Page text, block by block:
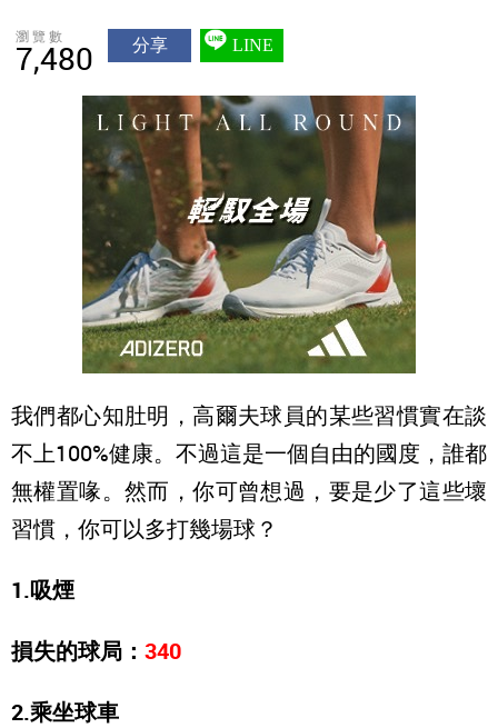
瀏覽數
7,480 分享 LINE
我們都心知肚明，高爾夫球員的某些習慣實在談
不上100%健康。不過這是一個自由的國度，誰都
無權置喙。然而，你可曾想過，要是少了這些壞
習慣，你可以多打幾場球？
1.吸煙
損失的球局： 340
2.乘坐球車